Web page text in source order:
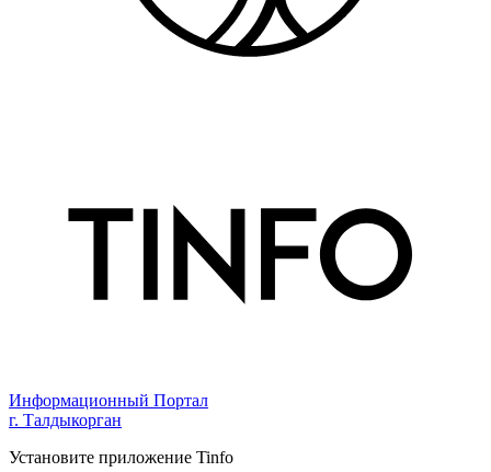
Информационный Портал
г. Талдыкорган
Установите приложение Tinfo